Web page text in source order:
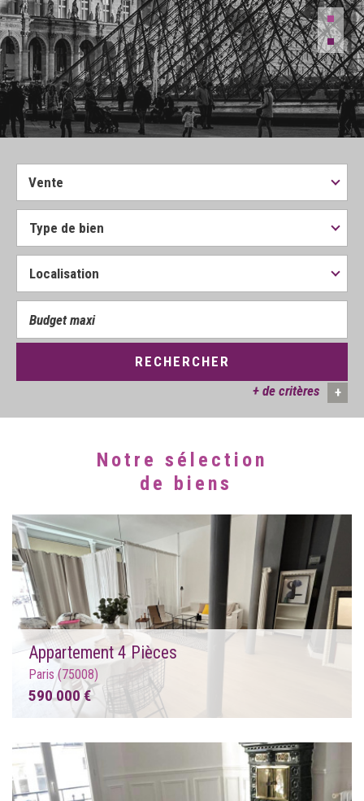
Vente
10KM 25KM
RECHERCHER
+ de critères
+
Notre sélection
de biens
Appartement 4 Pièces
Paris (75008)
590 000 €